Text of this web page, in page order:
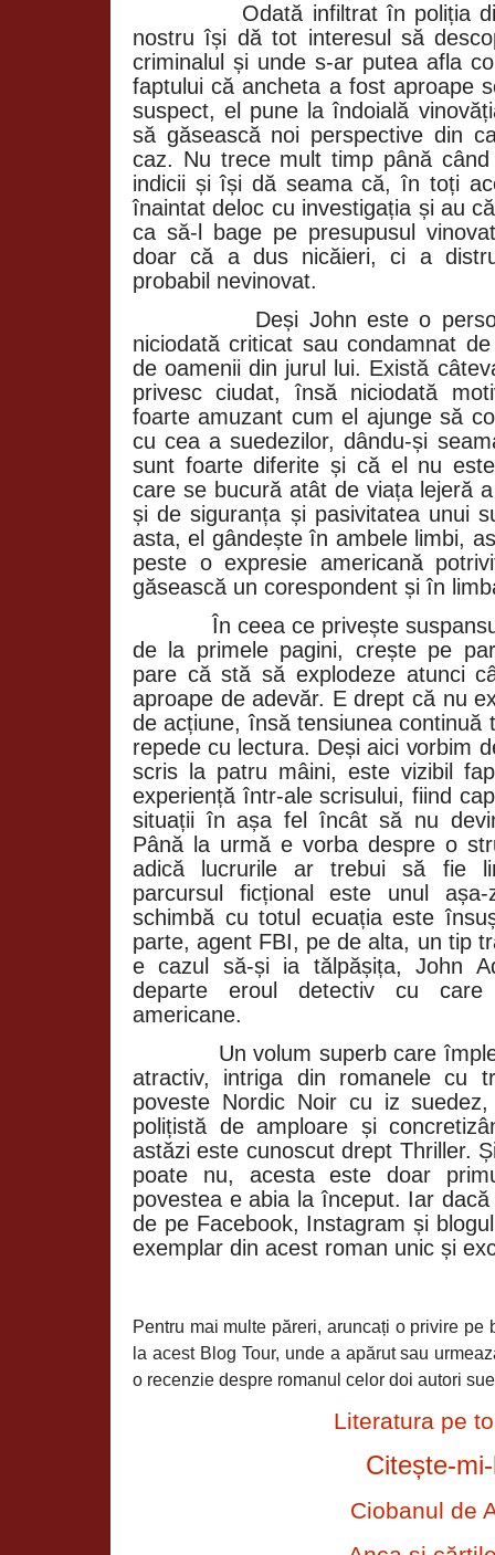
Odată infiltrat în poliția
nostru își dă tot interesul să
criminalul și unde s-ar putea afla
faptului că ancheta a fost aproape
suspect, el pune la îndoială
să găsească noi perspective din
caz. Nu trece mult timp până
indicii și își dă seama că, în toți
înaintat deloc cu investigația și au
ca să-l bage pe presupusul
doar că a dus nicăieri, ci a
probabil nevinovat.
Deși John este o
niciodată criticat sau condamnat
de oamenii din jurul lui. Există
privesc ciudat, însă niciodată
foarte amuzant cum el ajunge să
cu cea a suedezilor, dându-și
sunt foarte diferite și că el nu
care se bucură atât de viața lejeră
și de siguranța și pasivitatea unui
asta, el gândește în ambele limbi,
peste o expresie americană
găsească un corespondent și în
În ceea ce privește
de la primele pagini, crește pe
pare că stă să explodeze atunci
aproape de adevăr. E drept că nu
de acțiune, însă tensiunea continuă
repede cu lectura. Deși aici vorbim
scris la patru mâini, este vizibil
experiență într-ale scrisului, fiind
situații în așa fel încât să nu
Până la urmă e vorba despre o
adică lucrurile ar trebui să fie
parcursul ficțional este unul
schimbă cu totul ecuația este
parte, agent FBI, pe de alta, un tip
e cazul să-și ia tălpășița, John
departe eroul detectiv cu care
americane.
Un volum superb care
atractiv, intriga din romanele cu
poveste Nordic Noir cu iz
polițistă de amploare și
astăzi este cunoscut drept Thriller.
poate nu, acesta este doar
povestea e abia la început. Iar
de pe Facebook, Instagram și
exemplar din acest roman unic și
Pentru mai multe păreri, aruncați o privire
la acest Blog Tour, unde a apărut sau
o recenzie despre romanul celor doi autori
Literatura pe
Citește-
Ciobanul de